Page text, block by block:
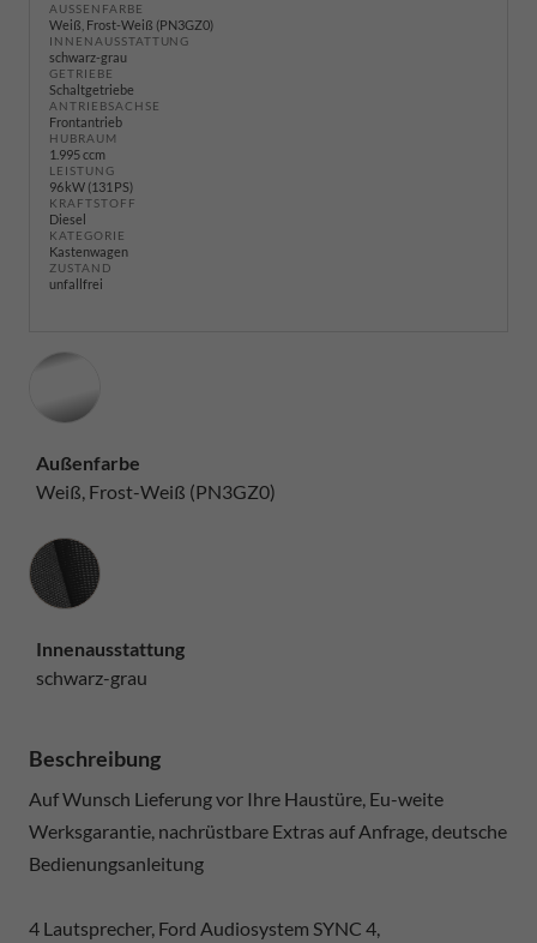
AUSSENFARBE
Weiß, Frost-Weiß (PN3GZ0)
INNENAUSSTATTUNG
schwarz-grau
GETRIEBE
Schaltgetriebe
ANTRIEBSACHSE
Frontantrieb
HUBRAUM
1.995 ccm
LEISTUNG
96 kW (131 PS)
KRAFTSTOFF
Diesel
KATEGORIE
Kastenwagen
ZUSTAND
unfallfrei
Außenfarbe
Weiß, Frost-Weiß (PN3GZ0)
Innenausstattung
Innenausstattung
schwarz-grau
Beschreibung
Auf Wunsch Lieferung vor Ihre Haustüre, Eu-weite
Werksgarantie, nachrüstbare Extras auf Anfrage, deutsche
Bedienungsanleitung
4 Lautsprecher, Ford Audiosystem SYNC 4,